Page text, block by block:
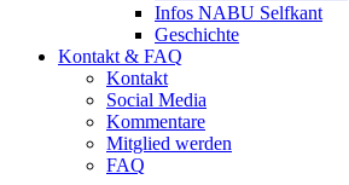
Infos NABU Selfkant
Geschichte
Kontakt & FAQ
Kontakt
Social Media
Kommentare
Mitglied werden
FAQ